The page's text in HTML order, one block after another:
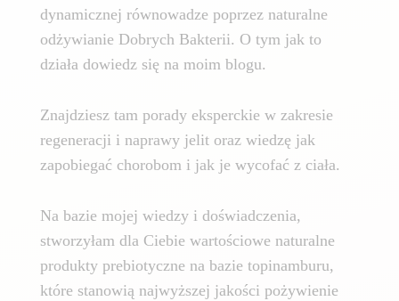
dynamicznej równowadze poprzez naturalne
odżywianie Dobrych Bakterii. O tym jak to
działa dowiedz się na moim blogu.
Znajdziesz tam porady eksperckie w zakresie
regeneracji i naprawy jelit oraz wiedzę jak
zapobiegać chorobom i jak je wycofać z ciała.
Na bazie mojej wiedzy i doświadczenia,
stworzyłam dla Ciebie wartościowe naturalne
produkty prebiotyczne na bazie topinamburu,
które stanowią najwyższej jakości pożywienie